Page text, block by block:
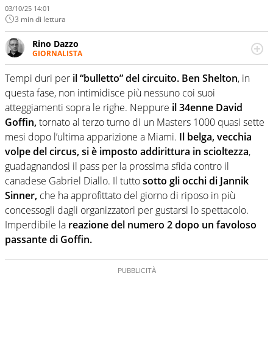
03/10/25 14:01
3 min di lettura
Rino Dazzo
GIORNALISTA
Se mai ci fosse modo di traslare il glossario del calcio in
una nicchia di esperti, lui ne farebbe parte. Non si perde
una svista arbitrale né gli umori social del mondo delle
curve
Tempi duri per il “bulletto” del circuito. Ben Shelton, in
questa fase, non intimidisce più nessuno coi suoi
atteggiamenti sopra le righe. Neppure il 34enne David
Goffin,tornato al terzo turno di un Masters 1000 quasi sette
mesi dopo l’ultima apparizione a Miami. Il belga, vecchia
volpe del circus, si è imposto addirittura in scioltezza,
guadagnandosi il pass per la prossima sfida contro il
canadese Gabriel Diallo. Il tuttosotto gli occhi di Jannik
Sinner, che ha approfittato del giorno di riposo in più
concessogli dagli organizzatori per gustarsi lo spettacolo.
Imperdibile la reazione del numero 2 dopo un favoloso
passante di Goffin.